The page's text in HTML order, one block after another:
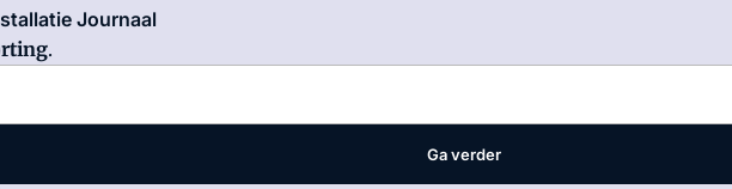
VMN media. Lees in
beleid
Journaal
.
Ga verder